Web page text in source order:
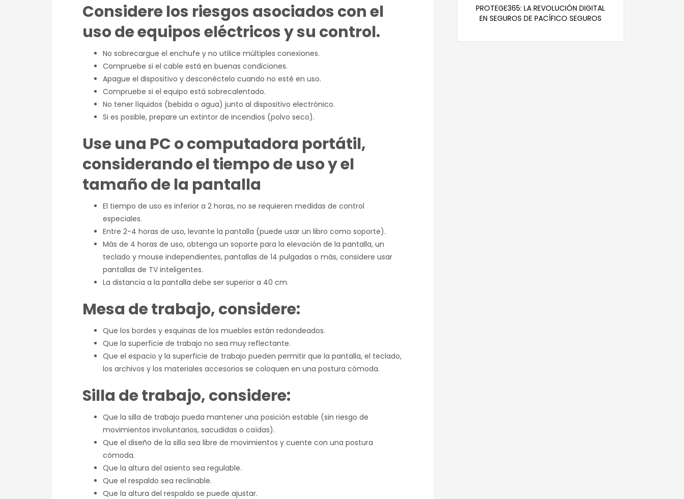
Considere los riesgos asociados con el
uso de equipos eléctricos y su control.
No sobrecargue el enchufe y no utilice múltiples conexiones.
Compruebe si el cable está en buenas condiciones.
Apague el dispositivo y desconéctelo cuando no esté en uso.
Compruebe si el equipo está sobrecalentado.
No tener líquidos (bebida o agua) junto al dispositivo electrónico.
Si es posible, prepare un extintor de incendios (polvo seco).
Use una PC o computadora portátil,
considerando el tiempo de uso y el
tamaño de la pantalla
El tiempo de uso es inferior a 2 horas, no se requieren medidas de control
especiales.
Entre 2-4 horas de uso, levante la pantalla (puede usar un libro como soporte).
Más de 4 horas de uso, obtenga un soporte para la elevación de la pantalla, un
teclado y mouse independientes, pantallas de 14 pulgadas o más, considere usar
pantallas de TV inteligentes.
La distancia a la pantalla debe ser superior a 40 cm.
Mesa de trabajo, considere:
Que los bordes y esquinas de los muebles están redondeados.
Que la superficie de trabajo no sea muy reflectante.
Que el espacio y la superficie de trabajo pueden permitir que la pantalla, el teclado,
los archivos y los materiales accesorios se coloquen en una postura cómoda.
Silla de trabajo, considere:
Que la silla de trabajo pueda mantener una posición estable (sin riesgo de
movimientos involuntarios, sacudidas o caídas).
Que el diseño de la silla sea libre de movimientos y cuente con una postura
cómoda.
Que la altura del asiento sea regulable.
Que el respaldo sea reclinable.
Que la altura del respaldo se puede ajustar.
PROTEGE365: LA REVOLUCIÓN DIGITAL
EN SEGUROS DE PACÍFICO SEGUROS